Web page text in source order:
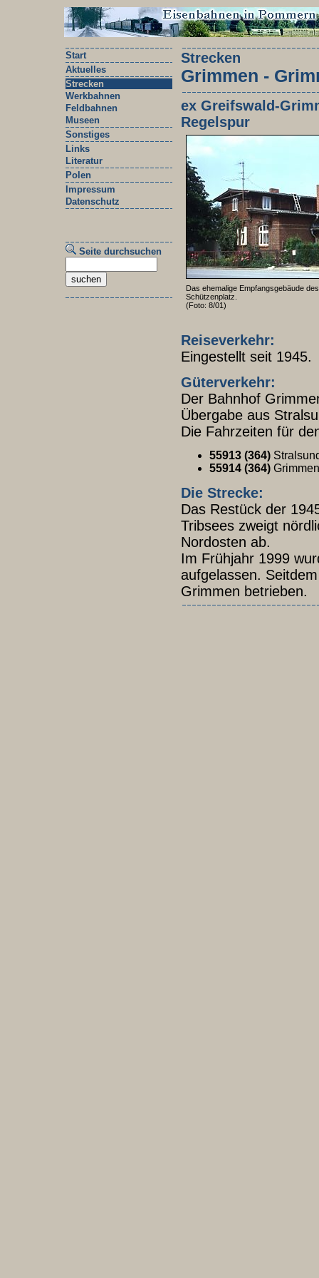
Start
Aktuelles
Strecken
Werkbahnen
Feldbahnen
Museen
Sonstiges
Links
Literatur
Polen
Impressum
Datenschutz
Seite durchsuchen
Strecken
Grimmen -
ex Greifswald-
Regelspur
Das ehemalige Empfangsgebäude
Schützenplatz.
(Foto: 8/01)
Reiseverkehr:
Eingestellt seit 1945.
Güterverkehr:
Der Bahnhof
Übergabe aus
Die Fahrzeiten für
55913 (364)
55914 (364)
Die Strecke:
Das Restück der
Tribsees zweigt
Nordosten ab.
Im Frühjahr 1999
aufgelassen.
Grimmen betrieben.